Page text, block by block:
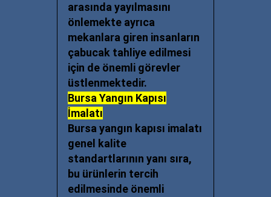
arasında yayılmasını
önlemekte ayrıca
mekanlara giren insanların
çabucak tahliye edilmesi
için de önemli görevler
üstlenmektedir.
Bursa Yangın Kapısı
İmalatı
Bursa yangın kapısı imalatı
genel kalite
standartlarının yanı sıra,
bu ürünlerin tercih
edilmesinde önemli